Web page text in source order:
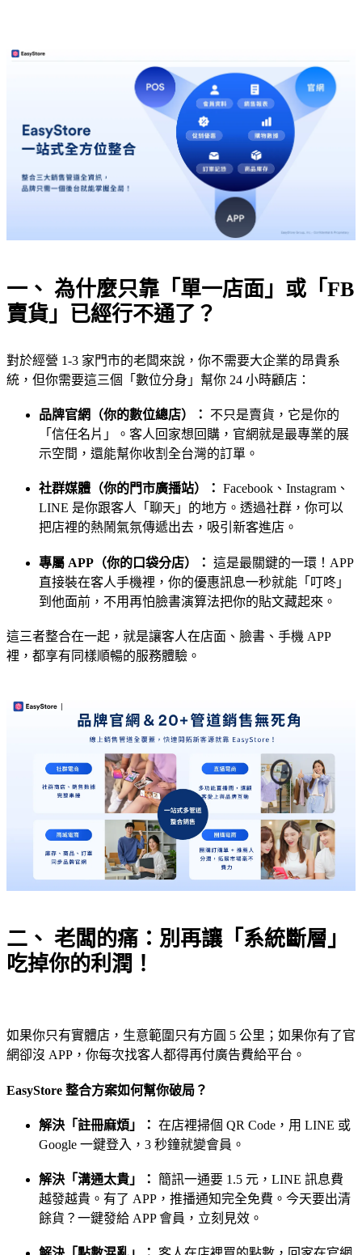
一、 為什麼只靠「單一店面」或「FB
賣貨」已經行不通了？
對於經營 1-3 家門市的老闆來說，你不需要大企業的昂貴系
統，但你需要這三個「數位分身」幫你 24 小時顧店：
品牌官網（你的數位總店）：
不只是賣貨，它是你的
「信任名片」。客人回家想回購，官網就是最專業的展
示空間，還能幫你收割全台灣的訂單。
社群媒體（你的門市廣播站）： Facebook、Instagram、
LINE 是你跟客人「聊天」的地方。透過社群，你可以
把店裡的熱鬧氣氛傳遞出去，吸引新客進店。
專屬 APP（你的口袋分店）： 這是最關鍵的一環！APP
直接裝在客人手機裡，你的優惠訊息一秒就能「叮咚」
到他面前，不用再怕臉書演算法把你的貼文藏起來。
這三者整合在一起，就是讓客人在店面、臉書、手機 APP
裡，都享有同樣順暢的服務體驗。
二、 老闆的痛：別再讓「系統斷層」
吃掉你的利潤！
如果你只有實體店，生意範圍只有方圓 5 公里；如果你有了官
網卻沒 APP，你每次找客人都得再付廣告費給平台。
EasyStore 整合方案如何幫你破局？
解決「註冊麻煩」： 在店裡掃個 QR Code，用 LINE 或
Google 一鍵登入，3 秒鐘就變會員。
解決「溝通太貴」： 簡訊一通要 1.5 元，LINE 訊息費
越發越貴。有了 APP，推播通知完全免費。今天要出清
餘貨？一鍵發給 APP 會員，立刻見效。